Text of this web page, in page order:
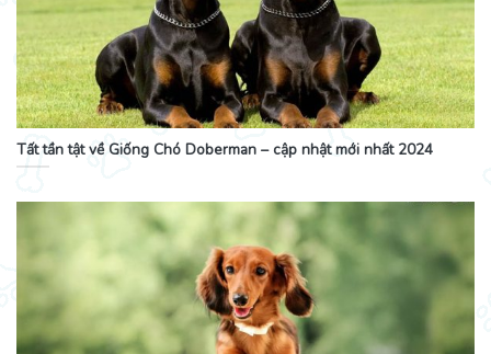
Tất tần tật về Giống Chó Doberman – cập nhật mới nhất 2024